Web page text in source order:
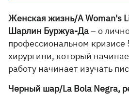
Женская жизнь/A Woman's
Шарлин Буржуа-Да– о
профессиональном кризисе
хирургини, который
работу начинает изучать
Черный шар/La Bola Negra,